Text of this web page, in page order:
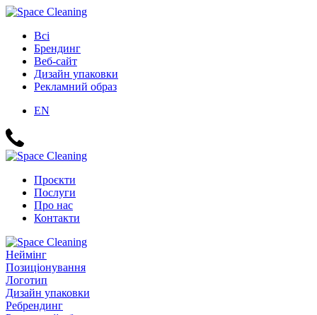
Всі
Брендинг
Веб-сайт
Дизайн упаковки
Рекламний образ
EN
Проєкти
Послуги
Про нас
Контакти
Неймінг
Позиціонування
Логотип
Дизайн упаковки
Ребрендинг